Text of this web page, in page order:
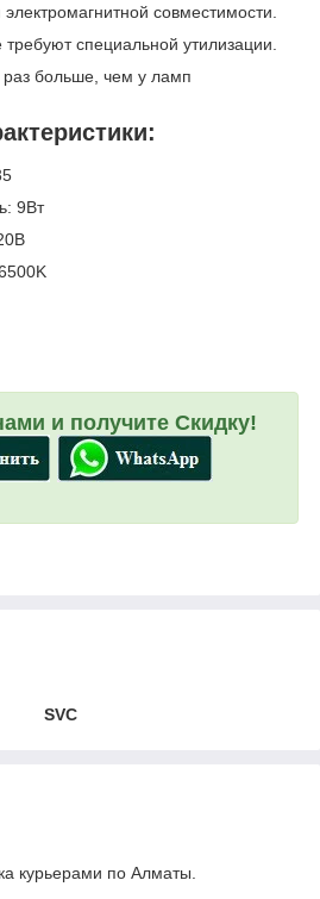
совместимости.
специальной утилизации.
раз больше, чем у ламп
9Вт
и получите Скидку!
SVC
курьерами по Алматы.